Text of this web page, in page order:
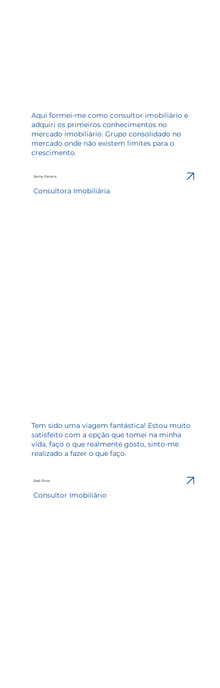
Aqui formei-me como consultor imobiliário e
adquiri os primeiros conhecimentos no
mercado imobiliário. Grupo consolidado no
mercado onde não existem limites para o
crescimento.
Jaime Pereira
Consultora Imobiliária
Tem sido uma viagem fantástica! Estou muito
satisfeito com a opção que tomei na minha
vida, faço o que realmente gosto, sinto-me
realizado a fazer o que faço.
José Pires
Consultor Imobiliário